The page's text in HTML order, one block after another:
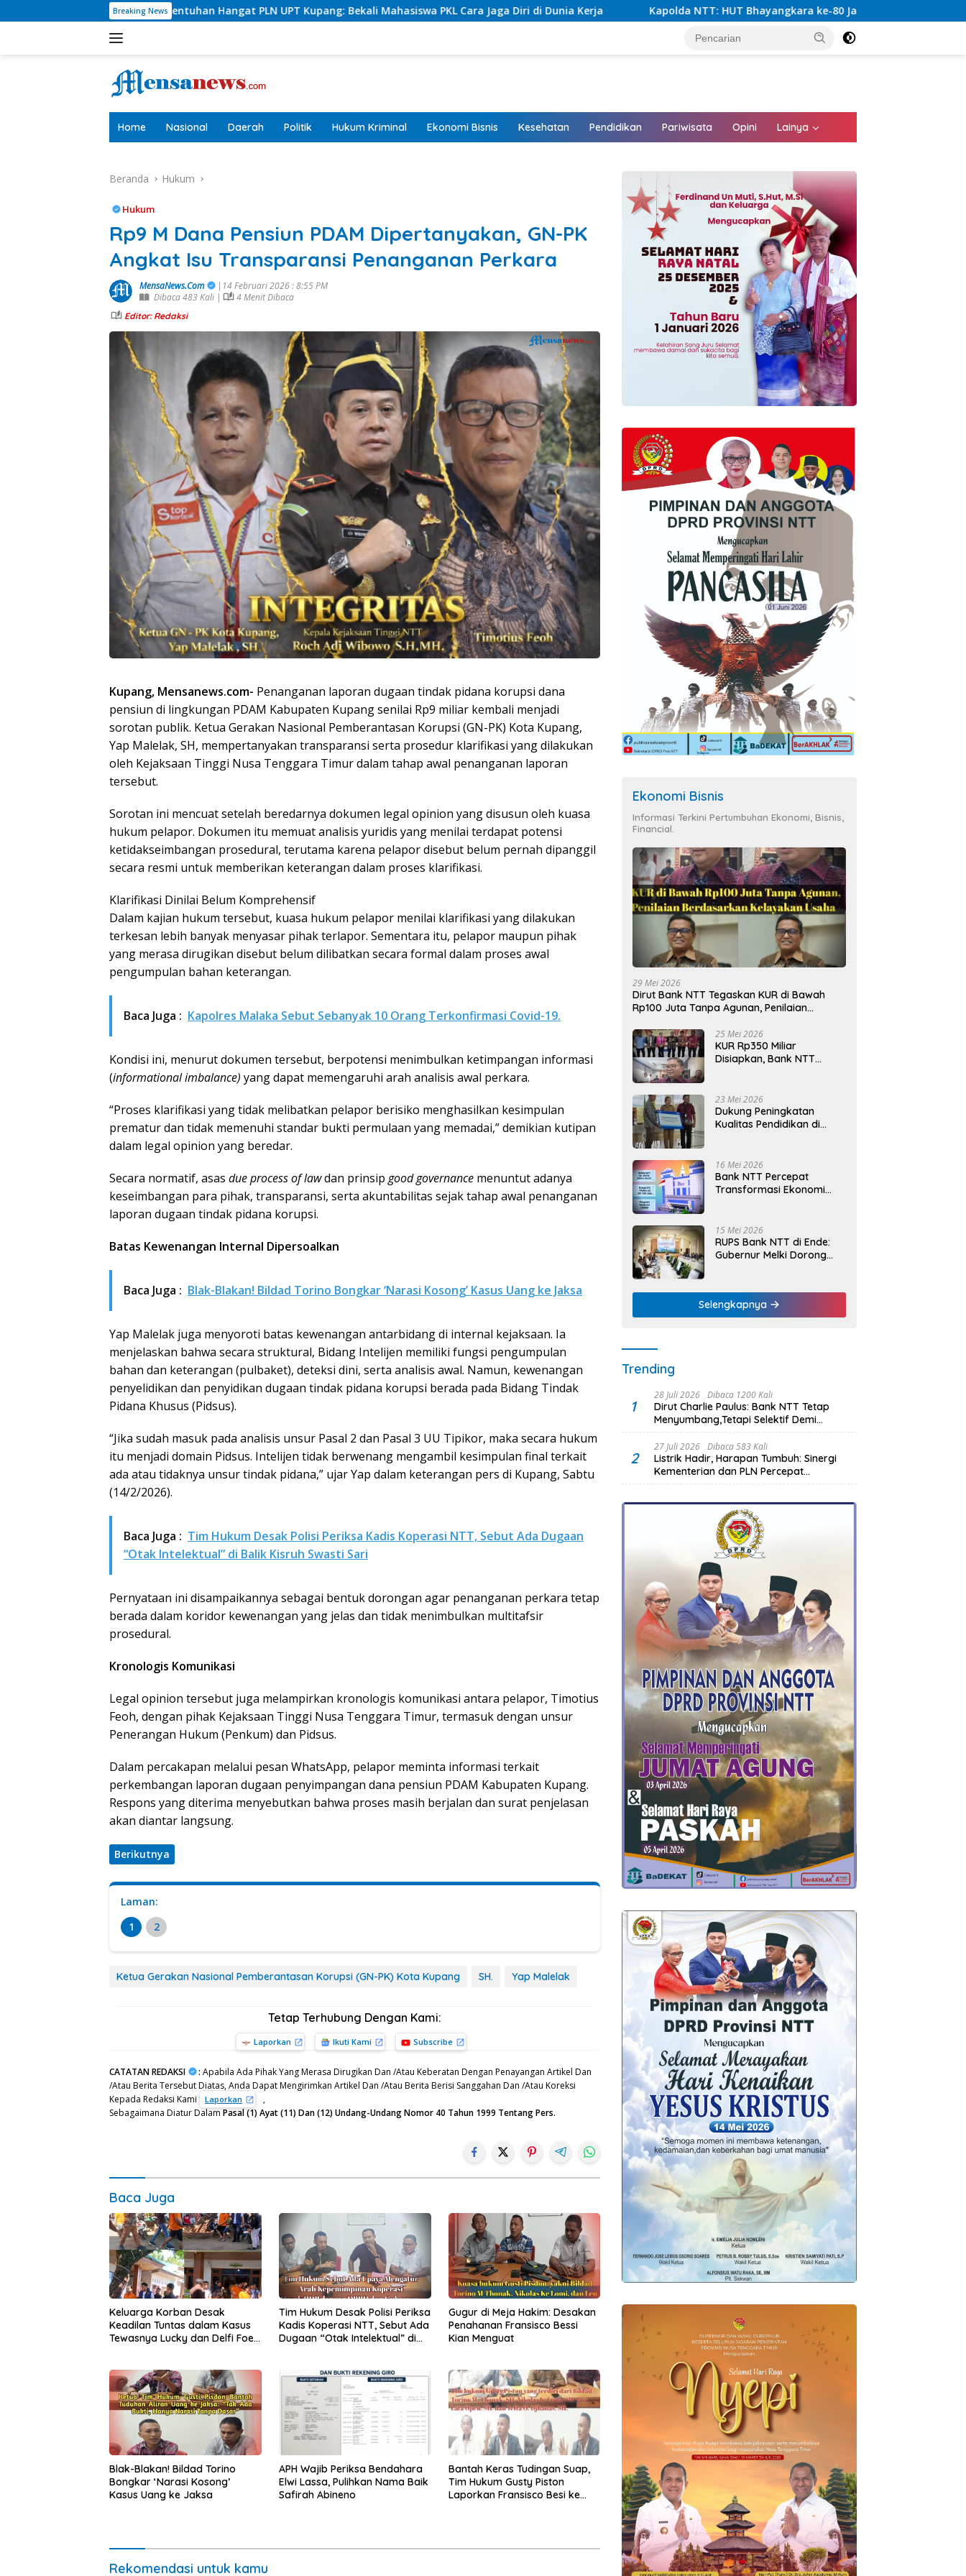
ke
Breaking News
Hangat PLN UPT Kupang: Bekali Mahasiswa PKL Cara Jaga Diri di Dunia Kerja Kapolda NTT: HUT Bhayangkara ke-80 Jadi Momentum Polri Hadir Nyata untuk Rakyat, Bazar
Home Nasional Daerah Politik Hukum Kriminal Ekonomi Bisnis Kesehatan Pendidikan Pariwisata Opini Lainya
Beranda Hukum
Hukum
Rp9 M Dana Pensiun PDAM Dipertanyakan, GN-PK
Angkat Isu Transparansi Penanganan Perkara
MensaNews.Com
|14 Februari 2026 : 8:55 PM
Dibaca 483 Kali |
4 Menit Dibaca
Editor: Redaksi
Kupang, Mensanews.com- Penanganan laporan dugaan tindak pidana korupsi dana
pensiun di lingkungan PDAM Kabupaten Kupang senilai Rp9 miliar kembali menjadi
sorotan publik. Ketua Gerakan Nasional Pemberantasan Korupsi (GN-PK) Kota Kupang,
Yap Malelak, SH, mempertanyakan transparansi serta prosedur klarifikasi yang dilakukan
oleh Kejaksaan Tinggi Nusa Tenggara Timur dalam tahap awal penanganan laporan
tersebut.
Sorotan ini mencuat setelah beredarnya dokumen legal opinion yang disusun oleh kuasa
hukum pelapor. Dokumen itu memuat analisis yuridis yang menilai terdapat potensi
ketidakseimbangan prosedural, terutama karena pelapor disebut belum pernah dipanggil
secara resmi untuk memberikan keterangan dalam proses klarifikasi.
Klarifikasi Dinilai Belum Komprehensif
Dalam kajian hukum tersebut, kuasa hukum pelapor menilai klarifikasi yang dilakukan
terkesan lebih banyak menyasar pihak terlapor. Sementara itu, pelapor maupun pihak
yang merasa dirugikan disebut belum dilibatkan secara formal dalam proses awal
pengumpulan bahan keterangan.
Baca Juga : Kapolres Malaka Sebut Sebanyak 10 Orang Terkonfirmasi Covid-19.
Kondisi ini, menurut dokumen tersebut, berpotensi menimbulkan ketimpangan informasi
(informational imbalance) yang dapat memengaruhi arah analisis awal perkara.
“Proses klarifikasi yang tidak melibatkan pelapor berisiko menghasilkan kesimpulan
prematur dan tidak memenuhi standar bukti permulaan yang memadai,” demikian kutipan
dalam legal opinion yang beredar.
Secara normatif, asas due process of lawdan prinsip good governance menuntut adanya
keseimbangan para pihak, transparansi, serta akuntabilitas sejak tahap awal penanganan
laporan dugaan tindak pidana korupsi.
Batas Kewenangan Internal Dipersoalkan
Baca Juga : Blak-Blakan! Bildad Torino Bongkar ‘Narasi Kosong’ Kasus Uang ke Jaksa
Yap Malelak juga menyoroti batas kewenangan antarbidang di internal kejaksaan. Ia
menjelaskan bahwa secara struktural, Bidang Intelijen memiliki fungsi pengumpulan
bahan dan keterangan (pulbaket), deteksi dini, serta analisis awal. Namun, kewenangan
penyelidikan dan penyidikan dugaan tindak pidana korupsi berada pada Bidang Tindak
Pidana Khusus (Pidsus).
“Jika sudah masuk pada analisis unsur Pasal 2 dan Pasal 3 UU Tipikor, maka secara hukum
itu menjadi domain Pidsus. Intelijen tidak berwenang mengambil kesimpulan final terkait
ada atau tidaknya unsur tindak pidana,” ujar Yap dalam keterangan pers di Kupang, Sabtu
(14/2/2026).
Baca Juga : Tim Hukum Desak Polisi Periksa Kadis Koperasi NTT, Sebut Ada Dugaan
“Otak Intelektual” di Balik Kisruh Swasti Sari
Pernyataan ini disampaikannya sebagai bentuk dorongan agar penanganan perkara tetap
berada dalam koridor kewenangan yang jelas dan tidak menimbulkan multitafsir
prosedural.
Kronologis Komunikasi
Legal opinion tersebut juga melampirkan kronologis komunikasi antara pelapor, Timotius
Feoh, dengan pihak Kejaksaan Tinggi Nusa Tenggara Timur, termasuk dengan unsur
Penerangan Hukum (Penkum) dan Pidsus.
Dalam percakapan melalui pesan WhatsApp, pelapor meminta informasi terkait
perkembangan laporan dugaan penyimpangan dana pensiun PDAM Kabupaten Kupang.
Respons yang diterima menyebutkan bahwa proses masih berjalan dan surat penjelasan
akan diantar langsung.
Berikutnya
Laman:
1
2
Ketua Gerakan Nasional Pemberantasan Korupsi (GN-PK) Kota Kupang SH. Yap Malelak
Tetap Terhubung Dengan Kami:
Laporkan Ikuti Kami Subscribe
CATATAN REDAKSI : Apabila Ada Pihak Yang Merasa Dirugikan Dan /Atau Keberatan Dengan Penayangan Artikel Dan
/Atau Berita Tersebut Diatas, Anda Dapat Mengirimkan Artikel Dan /Atau Berita Berisi Sanggahan Dan /Atau Koreksi
Kepada Redaksi Kami
Laporkan
,
Sebagaimana Diatur DalamPasal (1) Ayat (11) Dan (12) Undang-Undang Nomor 40 Tahun 1999 Tentang Pers.
Baca Juga
Keluarga Korban Desak
Keadilan Tuntas dalam Kasus
Tewasnya Lucky dan Delfi Foes
Tim Hukum Desak Polisi Periksa
Kadis Koperasi NTT, Sebut Ada
Dugaan “Otak Intelektual” di
Gugur di Meja Hakim: Desakan
Penahanan Fransisco Bessi
Kian Menguat
Blak-Blakan! Bildad Torino
Bongkar ‘Narasi Kosong’
Kasus Uang ke Jaksa
APH Wajib Periksa Bendahara
Elwi Lassa, Pulihkan Nama Baik
Safirah Abineno
Bantah Keras Tudingan Suap,
Tim Hukum Gusty Piston
Laporkan Fransisco Besi ke
Rekomendasi untuk kamu
Ekonomi Bisnis
Informasi Terkini Pertumbuhan Ekonomi, Bisnis,
Financial.
29 Mei 2026
Dirut Bank NTT Tegaskan KUR di Bawah
Rp100 Juta Tanpa Agunan, Penilaian
25 Mei 2026
KUR Rp350 Miliar
Disiapkan, Bank NTT
23 Mei 2026
Dukung Peningkatan
Kualitas Pendidikan di
Mahasiswa Universitas
Katolik Weetebula
16 Mei 2026
Bank NTT Percepat
Transformasi Ekonomi
Baru
15 Mei 2026
RUPS Bank NTT di Ende:
Gubernur Melki Dorong
Selengkapnya
Trending
1
28 Juli 2026 Dibaca 1200 Kali
Dirut Charlie Paulus: Bank NTT Tetap
Menyumbang,Tetapi Selektif Demi
Kepentingan Masyarakat
2
27 Juli 2026 Dibaca 583 Kali
Listrik Hadir, Harapan Tumbuh: Sinergi
Kementerian dan PLN Percepat
Pembangunan Infrastruktur Desa